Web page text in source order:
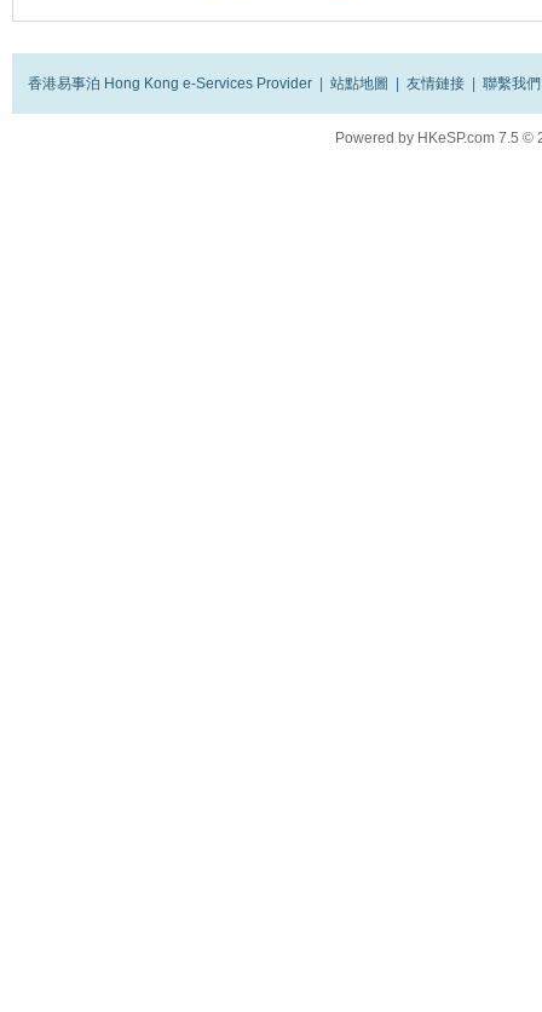
香港易事泊 Hong Kong e-Services Provider 站點地圖 友情鏈接 聯繫我們
Powered by HKeSP.com 7.5 ©